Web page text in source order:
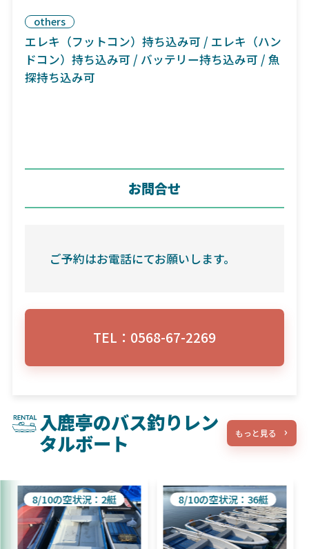
others
エレキ（フットコン）持ち込み可 / エレキ（ハン
ドコン）持ち込み可 / バッテリー持ち込み可 / 魚
探持ち込み可
お問合せ
ご予約はお電話にてお願いします。
TEL：0568-67-2269
入鹿亭のバス釣りレン
タルボート
もっと見る
8/10の空状況：2艇 8/10の空状況：36艇